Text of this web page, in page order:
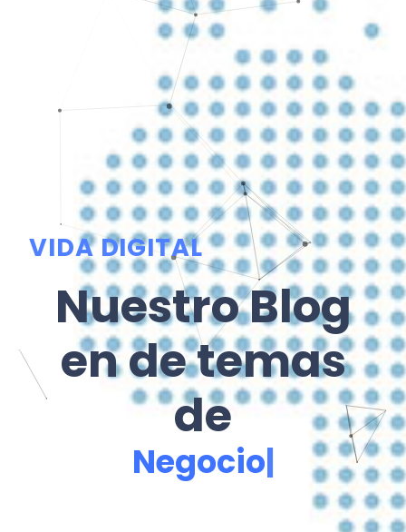
VIDA DIGITAL
Nuestro Blog
en de temas
de
Negocios